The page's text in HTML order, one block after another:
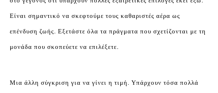
Είναι σημαντικό να σκεφτούμε τους καθαριστές αέρα ως
επένδυση ζωής. Εξετάστε όλα τα πράγματα που σχετίζονται με τη
μονάδα που σκοπεύετε να επιλέξετε.
Μια άλλη σύγκριση για να γίνει η τιμή. Υπάρχουν τόσα πολλά